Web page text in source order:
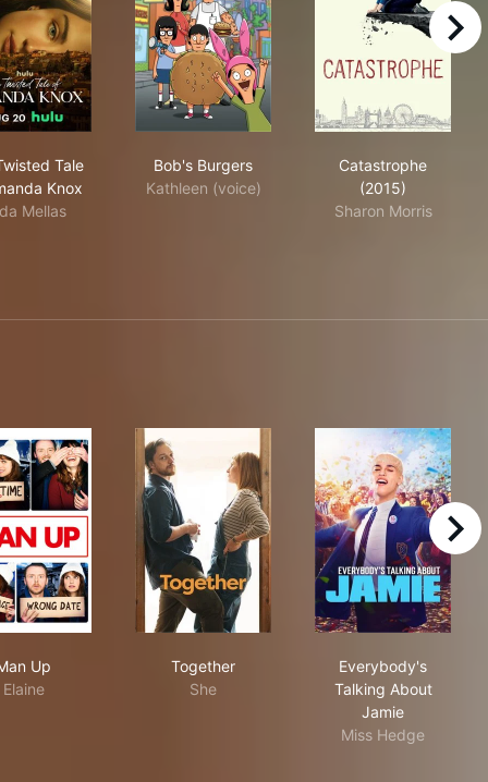
Tale
Knox
Mellas
Bob's Burgers
Kathleen (voice)
Catastrophe
(2015)
Sharon Morris
right
Up
Elaine
Together
She
Everybody's
Talking About
Jamie
Miss Hedge
right